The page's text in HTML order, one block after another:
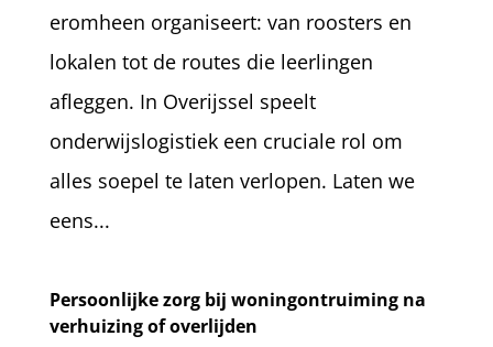
eromheen organiseert: van roosters en
lokalen tot de routes die leerlingen
afleggen. In Overijssel speelt
onderwijslogistiek een cruciale rol om
alles soepel te laten verlopen. Laten we
eens...
Persoonlijke zorg bij woningontruiming na
verhuizing of overlijden